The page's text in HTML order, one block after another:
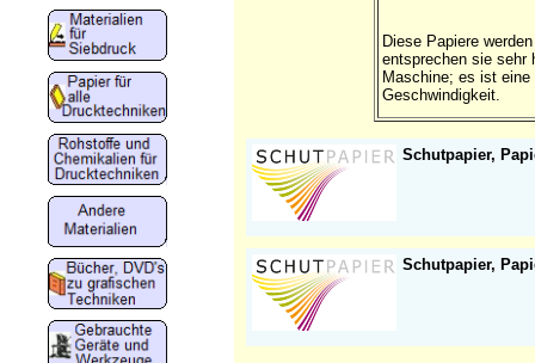
Diese Papiere
entsprechen sie sehr
Maschine; es ist eine
Geschwindigkeit.
Schutpapier,
Schutpapier,